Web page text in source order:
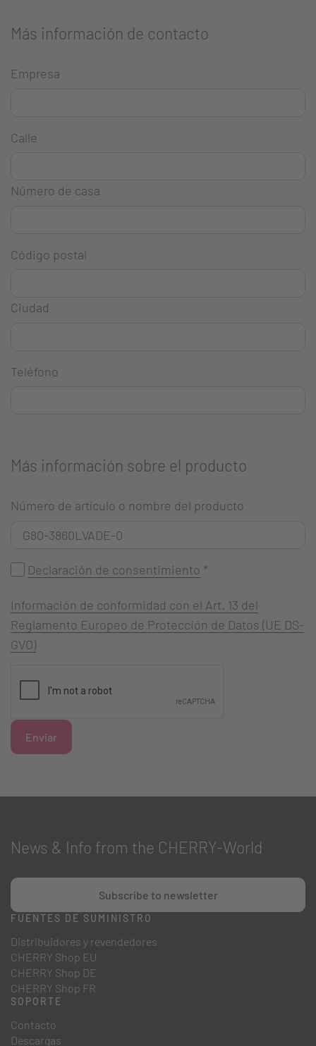
Más información de contacto
Empresa
Calle
Número de casa
Código postal
Ciudad
Teléfono
Más información sobre el producto
Número de artículo o nombre del producto
Declaración de consentimiento *
Información de conformidad con el Art. 13 del
Reglamento Europeo de Protección de Datos (UE DS-
GVO)
Enviar
News & Info from the CHERRY-World
Subscribe to newsletter
FUENTES DE SUMINISTRO
Distribuidores y revendedores
CHERRY Shop EU
CHERRY Shop DE
CHERRY Shop FR
SOPORTE
Contacto
Descargas